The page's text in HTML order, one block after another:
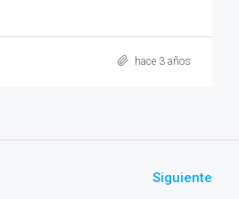
hace 3 años
Siguiente